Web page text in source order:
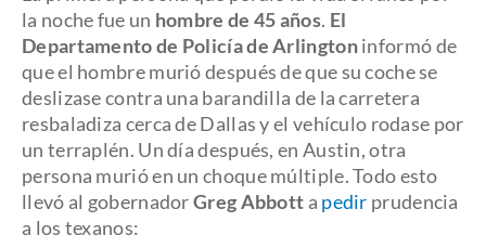
la noche fue un hombre de 45 años. El
Departamento de Policía de Arlingtoninformó de
que el hombre murió después de que su coche se
deslizase contra una barandilla de la carretera
resbaladiza cerca de Dallas y el vehículo rodase por
un terraplén. Un día después, en Austin, otra
persona murió en un choque múltiple. Todo esto
llevó al gobernadorGreg Abbott a pedir prudencia
a los texanos: